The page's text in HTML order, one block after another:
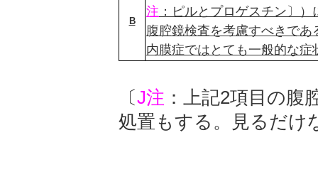
B
注 ：ピルとプロゲスチン〕
腹腔鏡検査を考慮すべきで
内膜症ではとても一般的な症
〔J注 ：上記2項目の
処置もする。見るだけ